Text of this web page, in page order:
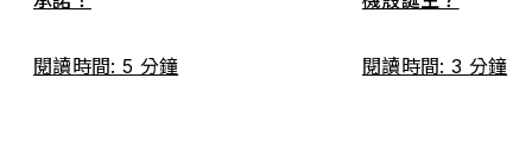
閱讀時間: 5 分鐘 閱讀時間: 3 分鐘